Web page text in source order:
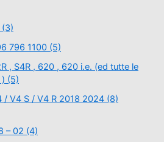
(3)
796 1100 (5)
, S4R , 620 , 620 i.e. (ed tutte le
(5)
/ V4 S / V4 R 2018 2024 (8)
– 02 (4)